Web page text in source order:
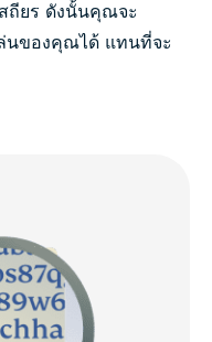
ถียร ดังนั้นคุณจะ
นของคุณได้ แทนที่จะ